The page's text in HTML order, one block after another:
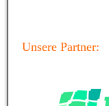
Unsere Partner: